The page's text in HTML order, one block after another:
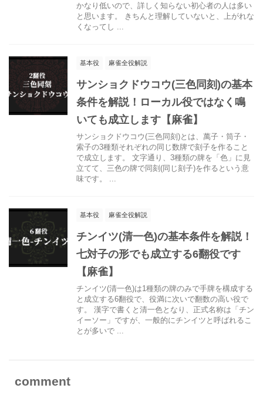
かなり低いので、詳しく知らない初心者の人は多い
と思います。 きちんと理解していないと、上がれな
くなってし ...
基本役 麻雀全役解説
サンショクドウコウ(三色同刻)の基本
条件を解説！ローカル役ではなく鳴
いても成立します【麻雀】
サンショクドウコウ(三色同刻)とは、萬子・筒子・
索子の3種類それぞれの同じ数牌で刻子を作ること
で成立します。 文字通り、3種類の牌を「色」に見
立てて、三色の牌で同刻(同じ刻子)を作るという意
味です。 ...
基本役 麻雀全役解説
チンイツ(清一色)の基本条件を解説！
七対子の形でも成立する6翻役です
【麻雀】
チンイツ(清一色)は1種類の牌のみで手牌を構成する
と成立する6翻役で、役満に次いで翻数の高い役で
す。 漢字で書くと清一色となり、正式名称は「チン
イーソー」ですが、一般的にチンイツと呼ばれるこ
とが多いで ...
comment